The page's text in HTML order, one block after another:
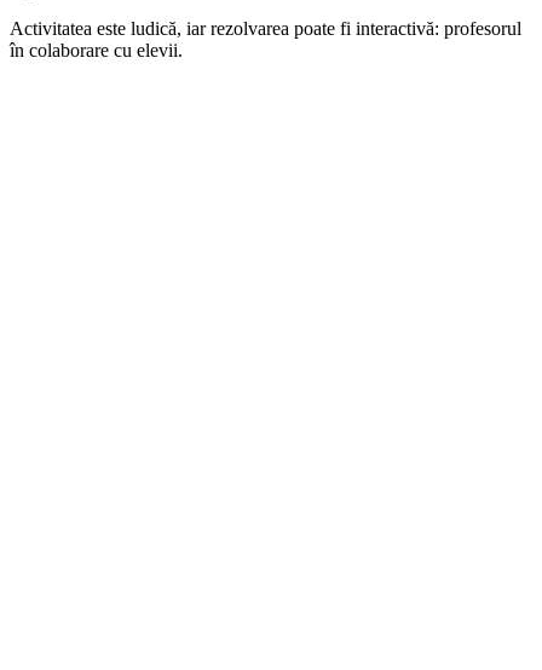
Activitatea este ludică, iar rezolvarea poate fi interactivă: profesorul
în colaborare cu elevii.